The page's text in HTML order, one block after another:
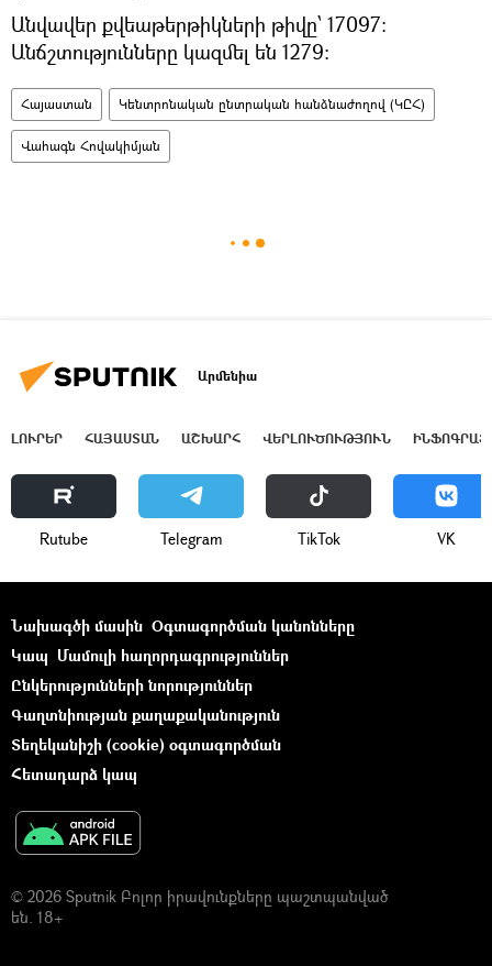
Անվավեր քվեաթերթիկների թիվը՝ 17097։
Անճշտությունները կազմել են 1279։
Հայաստան Կենտրոնական ընտրական հանձնաժողով (ԿԸՀ)
Վահագն Հովակիմյան
Արմենիա
ԼՈՒՐԵՐ ՀԱՅԱՍՏԱՆ ԱՇԽԱՐՀ ՎԵՐԼՈՒԾՈՒԹՅՈՒՆ
Rutube Telegram ТikТоk VK
Նախագծի մասին Օգտագործման կանոնները
Կապ Մամուլի հաղորդագրություններ
Ընկերությունների նորություններ
Գաղտնիության քաղաքականություն
Տեղեկանիշի (cookie) օգտագործման
Հետադարձ կապ
© 2026 Sputnik Բոլոր իրավունքները պաշտպանված
են. 18+